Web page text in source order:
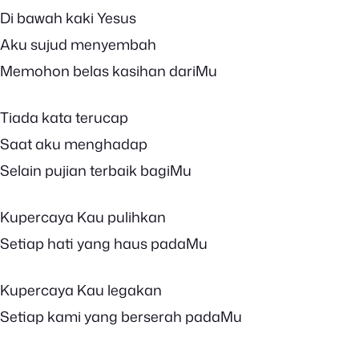
Di bawah kaki Yesus
Aku sujud menyembah
Memohon belas kasihan dariMu
Tiada kata terucap
Saat aku menghadap
Selain pujian terbaik bagiMu
Kupercaya Kau pulihkan
Setiap hati yang haus padaMu
Kupercaya Kau legakan
Setiap kami yang berserah padaMu